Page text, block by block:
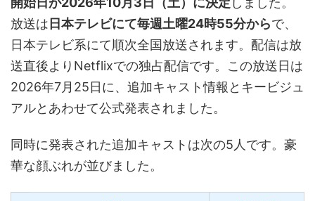
放送は 日本テレビにて毎週土曜24時55分からで、
日本テレビ系にて順次全国放送されます。配信は放
送直後よりNetflixでの独占配信です。この放送日は
2026年7月25日に、追加キャスト情報とキービジュ
アルとあわせて公式発表されました。
同時に発表された追加キャストは次の5人です。豪
華な顔ぶれが並びました。